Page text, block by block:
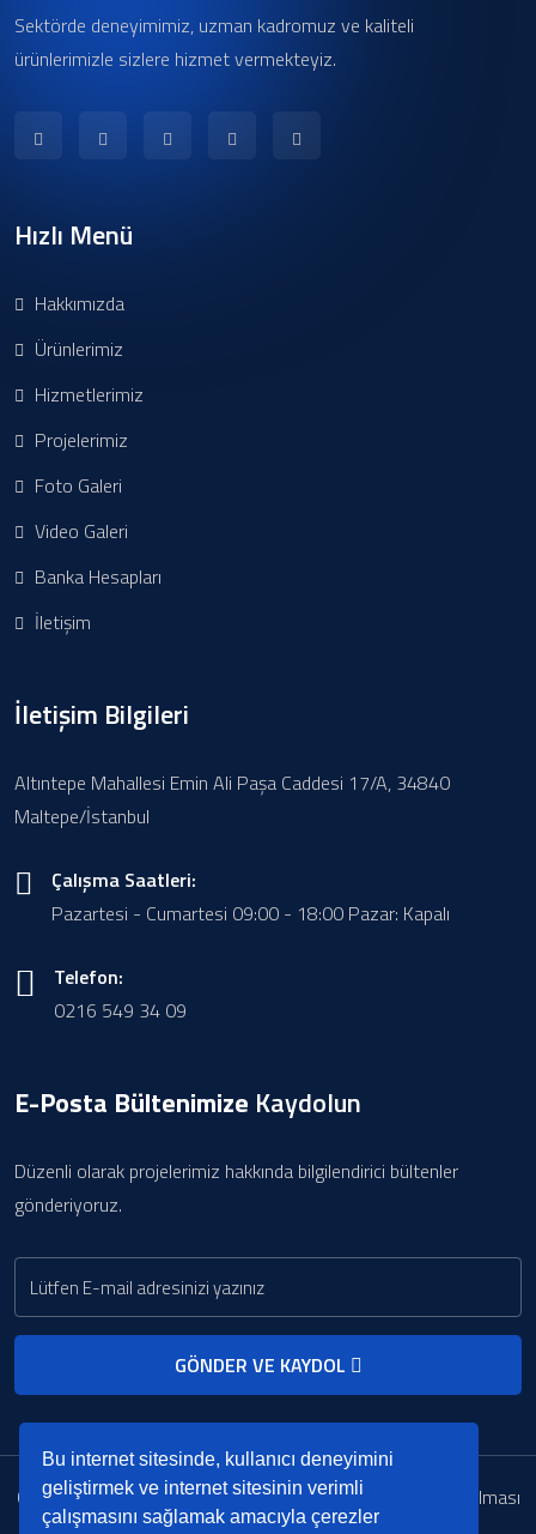
Bu internet sitesinde, kullanıcı deneyimini
geliştirmek ve internet sitesinin verimli
çalışmasını sağlamak amacıyla çerezler
Sektörde deneyimimiz, uzman kadromuz ve kaliteli
ürünlerimizle sizlere hizmet vermekteyiz.
Hızlı Menü
Hakkımızda
Ürünlerimiz
Hizmetlerimiz
Projelerimiz
Foto Galeri
Video Galeri
Banka Hesapları
İletişim
İletişim Bilgileri
Altıntepe Mahallesi Emin Ali Paşa Caddesi 17/A, 34840
Maltepe/İstanbul
Çalışma Saatleri:
Pazartesi - Cumartesi 09:00 - 18:00 Pazar: Kapalı
Telefon:
0216 549 34 09
E-Posta Bültenimize Kaydolun
Düzenli olarak projelerimiz hakkında bilgilendirici bültenler
gönderiyoruz.
GÖNDER VE KAYDOL
Copyright © 2022. Her Hakkı Saklıdır. kopyalanması, çoğaltılması